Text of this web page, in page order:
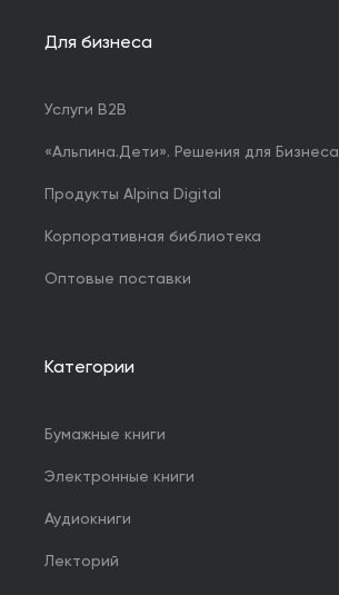
Для бизнеса
Услуги B2B
«Альпина.Дети». Решения для Бизнеса
Продукты Alpina Digital
Корпоративная библиотека
Оптовые поставки
Категории
Бумажные книги
Электронные книги
Аудиокниги
Лекторий